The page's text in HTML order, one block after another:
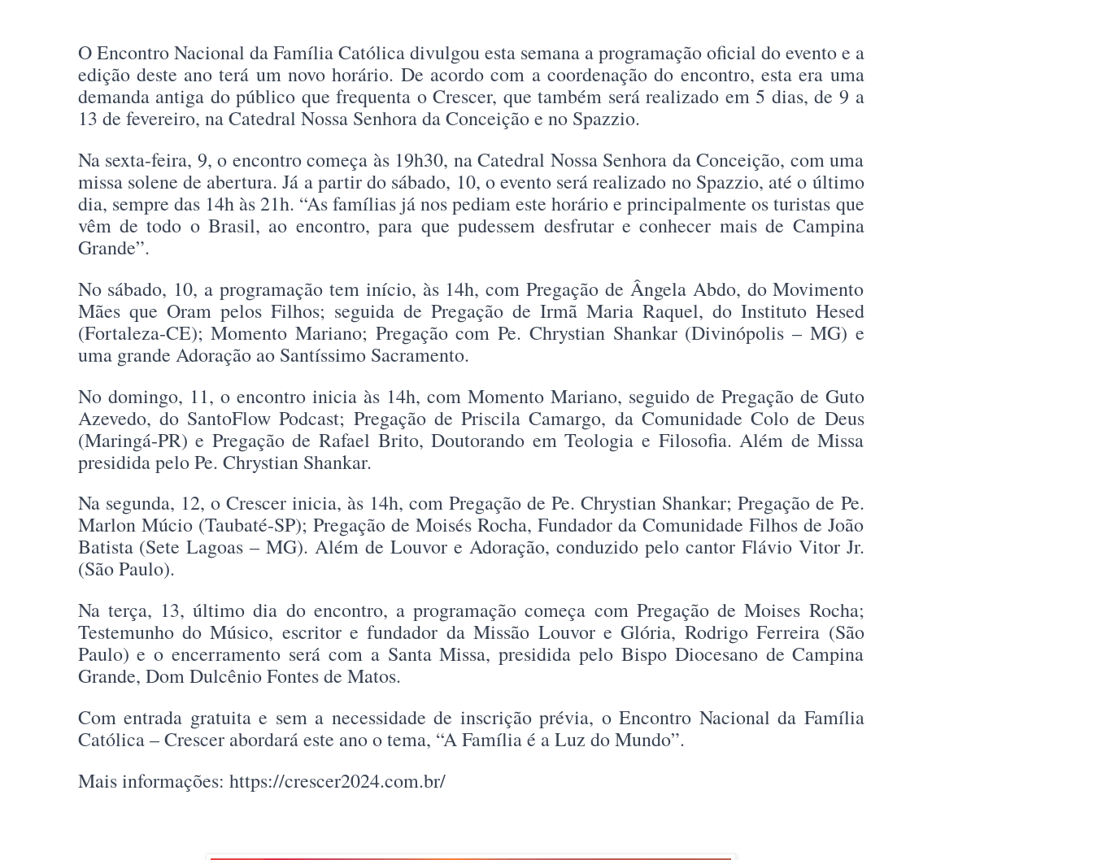
O Encontro Nacional da Família Católica divulgou esta semana a programação oficial do evento e a
edição deste ano terá um novo horário. De acordo com a coordenação do encontro, esta era uma
demanda antiga do público que frequenta o Crescer, que também será realizado em 5 dias, de 9 a
13 de fevereiro, na Catedral Nossa Senhora da Conceição e no Spazzio.
Na sexta-feira, 9, o encontro começa às 19h30, na Catedral Nossa Senhora da Conceição, com uma
missa solene de abertura. Já a partir do sábado, 10, o evento será realizado no Spazzio, até o último
dia, sempre das 14h às 21h. “As famílias já nos pediam este horário e principalmente os turistas que
vêm de todo o Brasil, ao encontro, para que pudessem desfrutar e conhecer mais de Campina
Grande”.
No sábado, 10, a programação tem início, às 14h, com Pregação de Ângela Abdo, do Movimento
Mães que Oram pelos Filhos; seguida de Pregação de Irmã Maria Raquel, do Instituto Hesed
(Fortaleza-CE); Momento Mariano; Pregação com Pe. Chrystian Shankar (Divinópolis – MG) e
uma grande Adoração ao Santíssimo Sacramento.
No domingo, 11, o encontro inicia às 14h, com Momento Mariano, seguido de Pregação de Guto
Azevedo, do SantoFlow Podcast; Pregação de Priscila Camargo, da Comunidade Colo de Deus
(Maringá-PR) e Pregação de Rafael Brito, Doutorando em Teologia e Filosofia. Além de Missa
presidida pelo Pe. Chrystian Shankar.
Na segunda, 12, o Crescer inicia, às 14h, com Pregação de Pe. Chrystian Shankar; Pregação de Pe.
Marlon Múcio (Taubaté-SP); Pregação de Moisés Rocha, Fundador da Comunidade Filhos de João
Batista (Sete Lagoas – MG). Além de Louvor e Adoração, conduzido pelo cantor Flávio Vitor Jr.
(São Paulo).
Na terça, 13, último dia do encontro, a programação começa com Pregação de Moises Rocha;
Testemunho do Músico, escritor e fundador da Missão Louvor e Glória, Rodrigo Ferreira (São
Paulo) e o encerramento será com a Santa Missa, presidida pelo Bispo Diocesano de Campina
Grande, Dom Dulcênio Fontes de Matos.
Com entrada gratuita e sem a necessidade de inscrição prévia, o Encontro Nacional da Família
Católica – Crescer abordará este ano o tema, “A Família é a Luz do Mundo”.
Mais informações: https://crescer2024.com.br/